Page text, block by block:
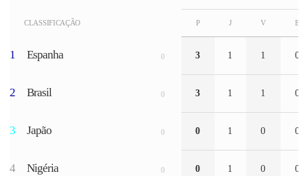
CLASSIFICAÇÃO
1 Espanha 0
2 Brasil 0
3 Japão 0
4 Nigéria 0
P J V E
3 1 1 0
3 1 1 0
0 1 0 0
0 1 0 0